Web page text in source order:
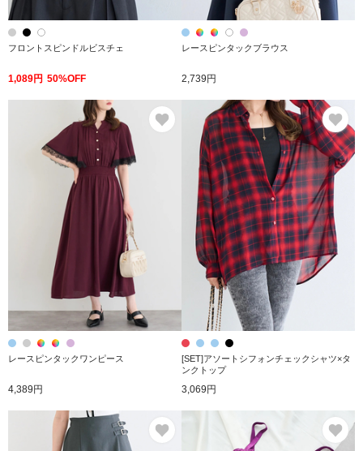
フロントスピンドルビスチェ
1,089円 50%OFF
レースピンタックブラウス
2,739円
お気に入り
レースピンタックワンピース
4,389円
[SET]アソートシフォンチェックシャツ×タ
ンクトップ
3,069円
お気に入り